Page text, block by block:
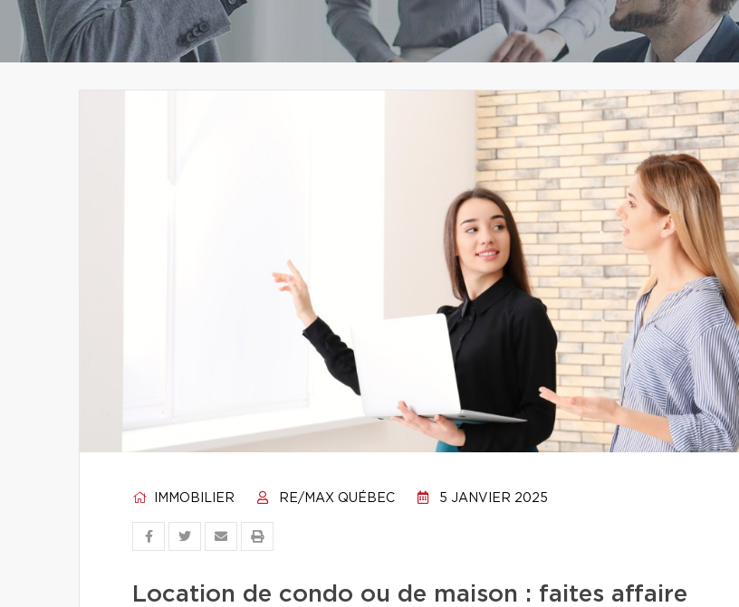
IMMOBILIER RE/MAX QUÉBEC 5 JANVIER 2025
Location de condo ou de maison : faites affaire